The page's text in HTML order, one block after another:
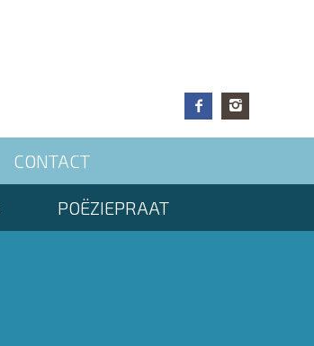
CONTACT
POËZIEPRAAT